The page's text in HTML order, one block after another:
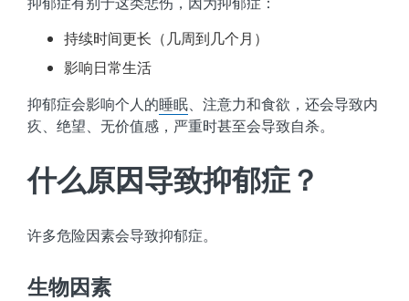
持续时间更长（几周到几个月）
影响日常生活
抑郁症会影响个人的睡眠、注意力和食欲，还会导致内
疚、绝望、无价值感，严重时甚至会导致自杀。
什么原因导致抑郁症？
许多危险因素会导致抑郁症。
生物因素